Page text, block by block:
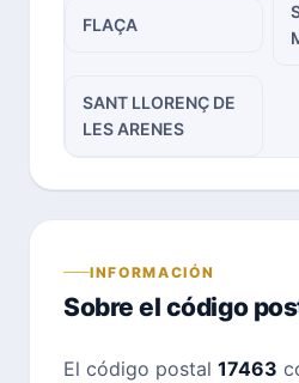
FLAÇA
SANT LLORENÇ DE
LES ARENES
INFORMACIÓN
Sobre el código
El código postal 17463